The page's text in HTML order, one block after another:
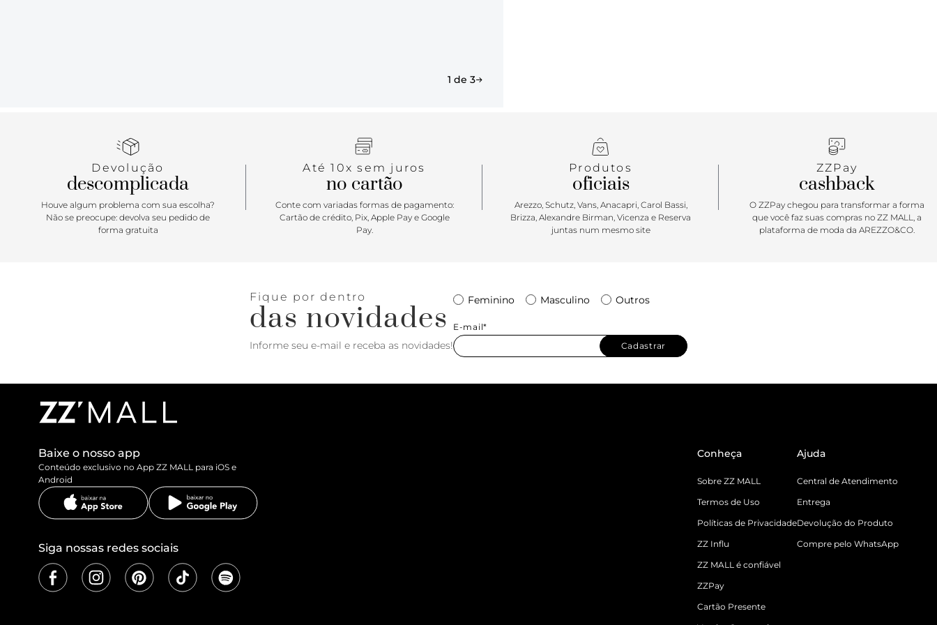
1 de 3
Devolução
descomplicada
Houve algum problema com sua escolha?
Não se preocupe: devolva seu pedido de
forma gratuita
Até 10x sem juros
no cartão
Conte com variadas formas de pagamento:
Cartão de crédito, Pix, Apple Pay e Google
Pay.
Produtos
oficiais
Arezzo, Schutz, Vans, Anacapri, Carol Bassi,
Brizza, Alexandre Birman, Vicenza e Reserva
juntas num mesmo site
ZZPay
cashback
O ZZPay chegou para transformar a forma
que você faz suas compras no ZZ MALL, a
plataforma de moda da AREZZO&CO.
Fique por dentro
das novidades
Informe seu e-mail e receba as novidades!
Feminino Masculino Outros
E-mail*
Cadastrar
Baixe o nosso app
Conteúdo exclusivo no App ZZ MALL para iOS e
Android
Siga nossas redes sociais
Conheça
Sobre ZZ MALL
Termos de Uso
Políticas de Privacidade
ZZ Influ
ZZ MALL é confiável
ZZPay
Cartão Presente
Ajuda
Central de Atendimento
Entrega
Devolução do Produto
Compre pelo WhatsApp